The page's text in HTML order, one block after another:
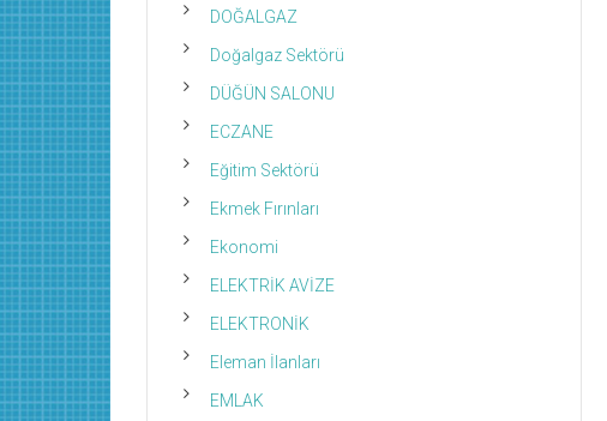
DOĞALGAZ
Doğalgaz Sektörü
DÜĞÜN SALONU
ECZANE
Eğitim Sektörü
Ekmek Fırınları
Ekonomi
ELEKTRİK AVİZE
ELEKTRONİK
Eleman İlanları
EMLAK